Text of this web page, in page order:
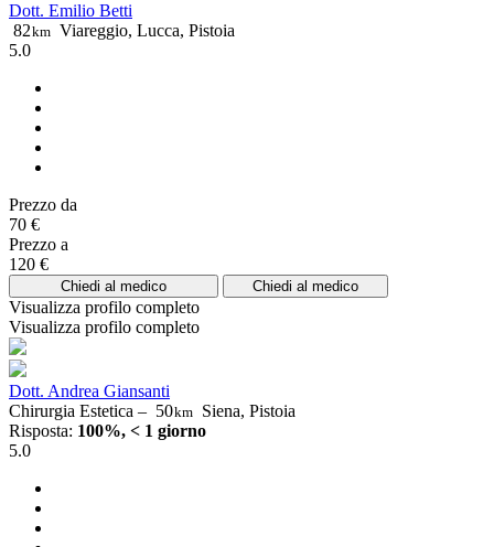
Dott. Emilio Betti
82km Viareggio, Lucca, Pistoia
5.0
Prezzo da
70 €
Prezzo a
120 €
Chiedi al medico Chiedi al medico
Visualizza profilo completo
Visualizza profilo completo
Dott. Andrea Giansanti
Chirurgia Estetica – 50km Siena, Pistoia
Risposta: 100%, < 1 giorno
5.0